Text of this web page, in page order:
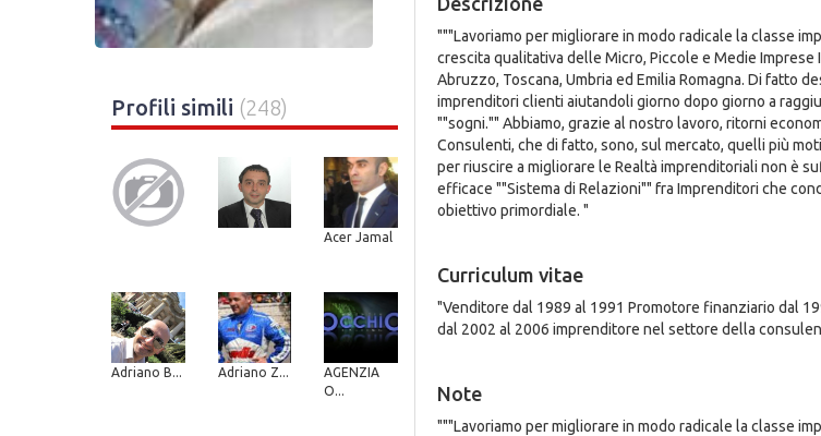
Profili simili (248)
Acer Jamal
Adriano B... Adriano Z...
AGENZIA
O...
"""Lavoriamo per migliorare in modo radicale la classe
crescita qualitativa delle Micro, Piccole e Medie
Abruzzo, Toscana, Umbria ed Emilia Romagna. Di fatto
imprenditori clienti aiutandoli giorno dopo giorno a
""sogni."" Abbiamo, grazie al nostro lavoro, ritorni
Consulenti, che di fatto, sono, sul mercato, quelli più
per riuscire a migliorare le Realtà imprenditoriali non è
efficace ""Sistema di Relazioni"" fra Imprenditori che
obiettivo primordiale. "
Curriculum vitae
"Venditore dal 1989 al 1991 Promotore finanziario dal
dal 2002 al 2006 imprenditore nel settore della
Note
"""Lavoriamo per migliorare in modo radicale la classe